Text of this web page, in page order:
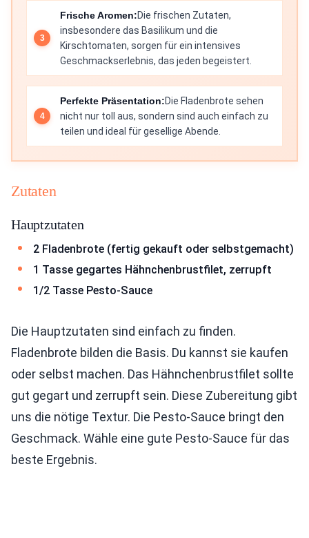
Frische Aromen:Die frischen Zutaten,
insbesondere das Basilikum und die
Kirschtomaten, sorgen für ein intensives
Geschmackserlebnis, das jeden begeistert.
Perfekte Präsentation:Die Fladenbrote sehen
nicht nur toll aus, sondern sind auch einfach zu
teilen und ideal für gesellige Abende.
Zutaten
Hauptzutaten
2 Fladenbrote (fertig gekauft oder selbstgemacht)
1 Tasse gegartes Hähnchenbrustfilet, zerrupft
1/2 Tasse Pesto-Sauce
Die Hauptzutaten sind einfach zu finden.
Fladenbrote bilden die Basis. Du kannst sie kaufen
oder selbst machen. Das Hähnchenbrustfilet sollte
gut gegart und zerrupft sein. Diese Zubereitung gibt
uns die nötige Textur. Die Pesto-Sauce bringt den
Geschmack. Wähle eine gute Pesto-Sauce für das
beste Ergebnis.